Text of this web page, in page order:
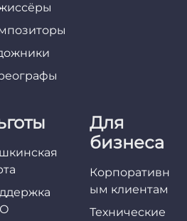
Для
бизнеса
Корпоративн
ым клиентам
Технические